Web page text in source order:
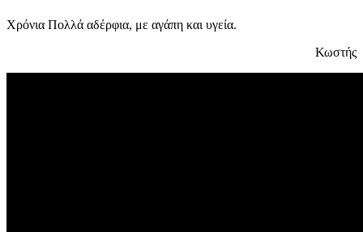
Χρόνια Πολλά αδέρφια, με αγάπη και υγεία.
Κωστής